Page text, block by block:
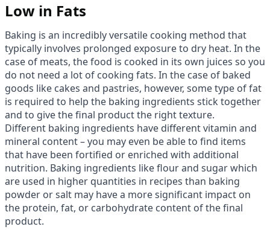
Low in Fats
Baking is an incredibly versatile cooking method that
typically involves prolonged exposure to dry heat. In the
case of meats, the food is cooked in its own juices so you
do not need a lot of cooking fats. In the case of baked
goods like cakes and pastries, however, some type of fat
is required to help the baking ingredients stick together
and to give the final product the right texture.
Different baking ingredients have different vitamin and
mineral content – you may even be able to find items
that have been fortified or enriched with additional
nutrition. Baking ingredients like flour and sugar which
are used in higher quantities in recipes than baking
powder or salt may have a more significant impact on
the protein, fat, or carbohydrate content of the final
product.